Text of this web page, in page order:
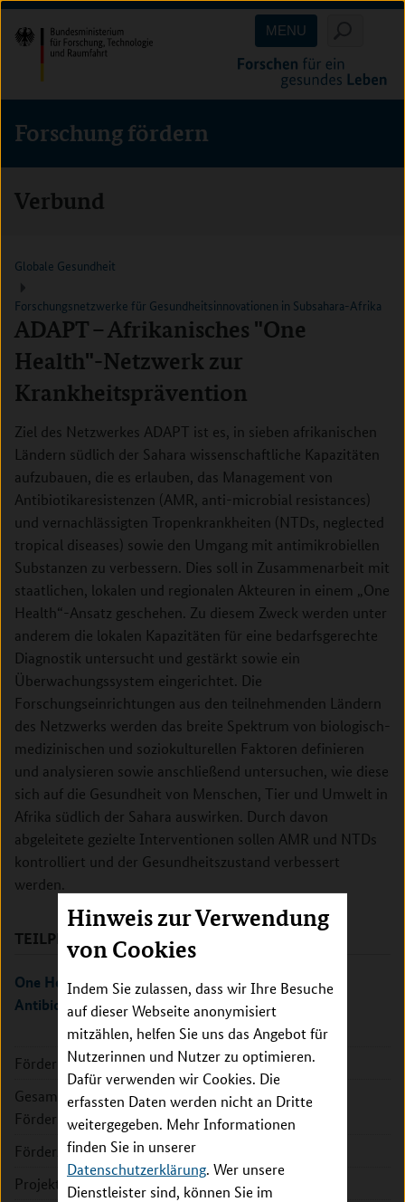
Hinweis zur Verwendung
von Cookies
Indem Sie zulassen, dass wir Ihre Besuche
auf dieser Webseite anonymisiert
mitzählen, helfen Sie uns das Angebot für
Nutzerinnen und Nutzer zu optimieren.
Dafür verwenden wir Cookies. Die
erfassten Daten werden nicht an Dritte
weitergegeben. Mehr Informationen
finden Sie in unserer
Datenschutzerklärung. Wer unsere
Dienstleister sind, können Sie im
Direkt
zum
Inhalt
(Eingabetaste)
Direkt
zum
Hauptmenu
(Eingabetaste)
Direkt
zur
Suche
(Eingabetaste)
MENU
Forschung fördern
Verbund
Globale Gesundheit
Forschungsnetzwerke für Gesundheitsinnovationen in Subsahara-Afrika
ADAPT – Afrikanisches "One
Health"-Netzwerk zur
Krankheitsprävention
Ziel des Netzwerkes ADAPT ist es, in sieben afrikanischen
Ländern südlich der Sahara wissenschaftliche Kapazitäten
aufzubauen, die es erlauben, das Management von
Antibiotikaresistenzen (AMR, anti-microbial resistances)
und vernachlässigten Tropenkrankheiten (NTDs, neglected
tropical diseases) sowie den Umgang mit antimikrobiellen
Substanzen zu verbessern. Dies soll in Zusammenarbeit mit
staatlichen, lokalen und regionalen Akteuren in einem „One
Health“-Ansatz geschehen. Zu diesem Zweck werden unter
anderem die lokalen Kapazitäten für eine bedarfsgerechte
Diagnostik untersucht und gestärkt sowie ein
Überwachungssystem eingerichtet. Die
Forschungseinrichtungen aus den teilnehmenden Ländern
des Netzwerks werden das breite Spektrum von biologisch-
medizinischen und soziokulturellen Faktoren definieren
und analysieren sowie anschließend untersuchen, wie diese
sich auf die Gesundheit von Menschen, Tier und Umwelt in
Afrika südlich der Sahara auswirken. Durch davon
abgeleitete gezielte Interventionen sollen AMR und NTDs
kontrolliert und der Gesundheitszustand verbessert
werden.
TEILPROJEKTE
One Health Überwachungssysteme für
Antibiotikaresistenzen
Förderkennzeichen:
01KA2218A
Gesamte
Fördersumme:
500.546 EUR
Förderzeitraum:
2023 - 2028
Projektleitung:
Annemarie Käsbohrer